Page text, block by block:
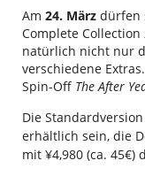
Am 24. März dürfen
Complete
natürlich nicht nur
verschiedene
Spin-Off The After
Die
erhältlich sein, die
mit ¥4,980 (ca. 45€)